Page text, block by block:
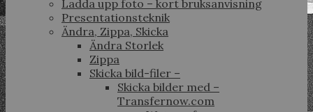
Ladda upp foto – kort bruksanvisning
Presentationsteknik
Ändra, Zippa, Skicka
Ändra Storlek
Zippa
Skicka bild-filer –
Skicka bilder med –
Transfernow.com